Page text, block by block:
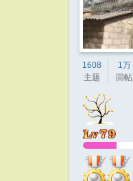
1608
主题
1万
回帖